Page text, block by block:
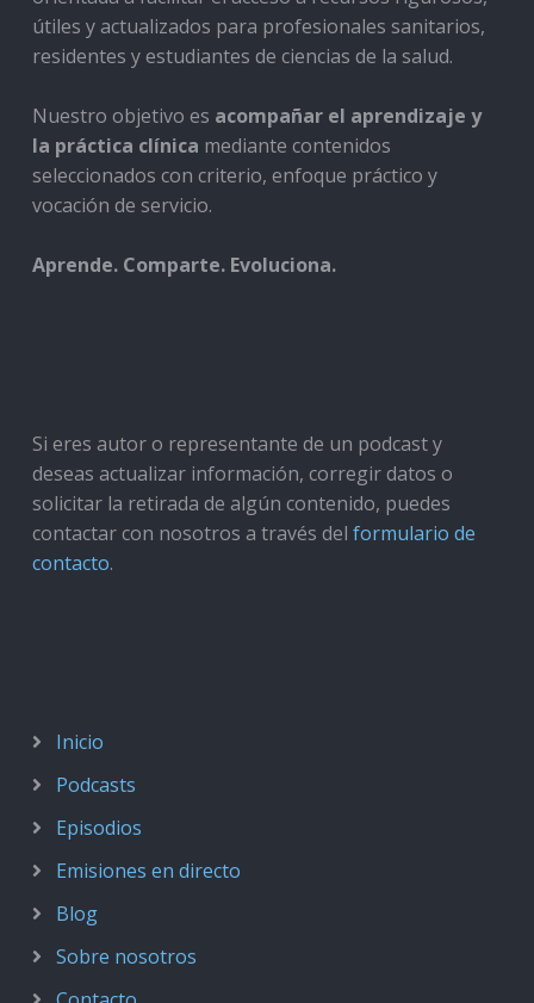
útiles y actualizados para profesionales sanitarios,
residentes y estudiantes de ciencias de la salud.
Nuestro objetivo es acompañar el aprendizaje y
la práctica clínica mediante contenidos
seleccionados con criterio, enfoque práctico y
vocación de servicio.
Aprende. Comparte. Evoluciona.
Si eres autor o representante de un podcast y
deseas actualizar información, corregir datos o
solicitar la retirada de algún contenido, puedes
contactar con nosotros a través del formulario de
contacto.
Inicio
Podcasts
Episodios
Emisiones en directo
Blog
Sobre nosotros